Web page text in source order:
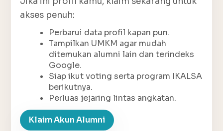
akses penuh:
Perbarui data profil kapan pun.
Tampilkan UMKM agar mudah
ditemukan alumni lain dan terindeks
Google.
Siap ikut voting serta program IKALSA
berikutnya.
Perluas jejaring lintas angkatan.
Klaim Akun Alumni